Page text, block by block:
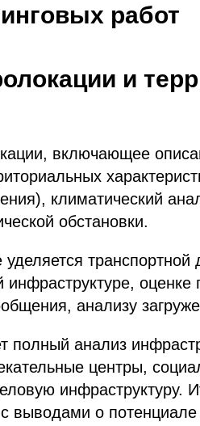
работ
и
включающее
климатический
обстановки.
транспортной
инфраструктуре, оценке
анализу
полный анализ
центры,
инфраструктуру.
выводами о